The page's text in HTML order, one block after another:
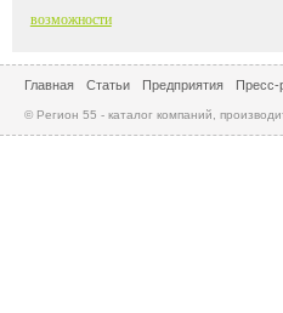
возможности
Главная Статьи Предприятия Пресс-
© Регион 55 - каталог компаний,